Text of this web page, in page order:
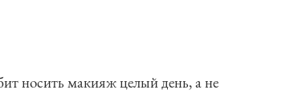
носить макияж целый день, а не